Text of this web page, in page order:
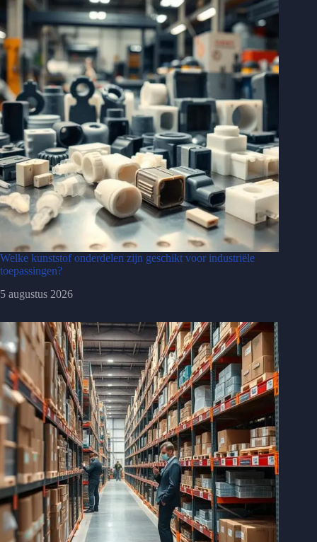
Welke kunststof onderdelen zijn geschikt voor industriële
toepassingen?
5 augustus 2026